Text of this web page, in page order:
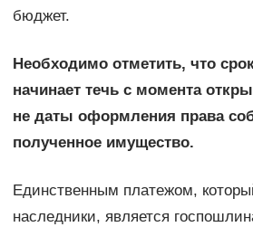
бюджет.
Необходимо отметить, что
начинает течь с момента
не даты оформления права
полученное имущество.
Единственным платежом,
наследники, является